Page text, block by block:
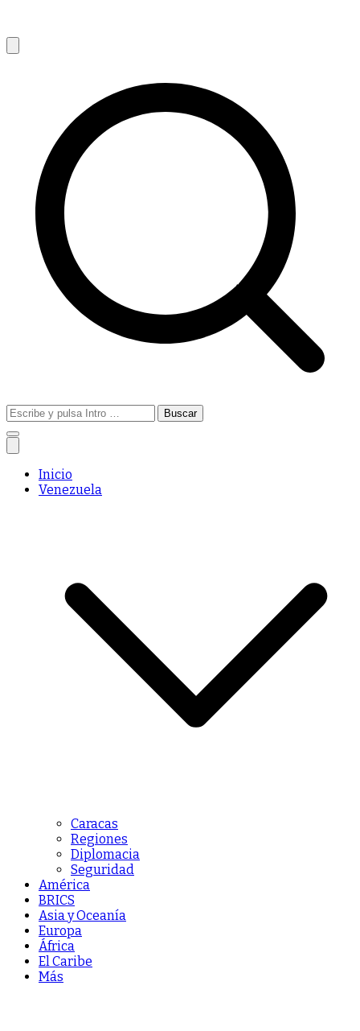
Buscar:
Inicio
Venezuela
Caracas
Regiones
Diplomacia
Seguridad
América
BRICS
Asia y Oceanía
Europa
África
El Caribe
Más